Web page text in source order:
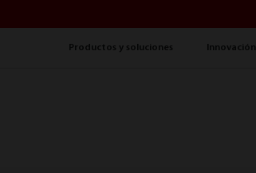
Productos y soluciones Innovación